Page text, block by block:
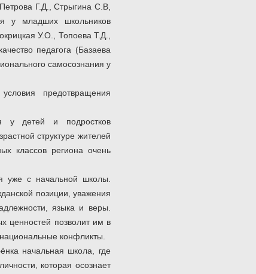
Г.Д., Стрыгина С.В,
у младших школьников
У.О., Топоева Т.Д.,
педагога (Базаева
самосознания у
предотвращения
у детей и подростков
структуре жителей
классов региона очень
уже с начальной школы.
позиции, уважения
языка и веры.
ценностей позволит им в
конфликты.
начальная школа, где
которая осознает